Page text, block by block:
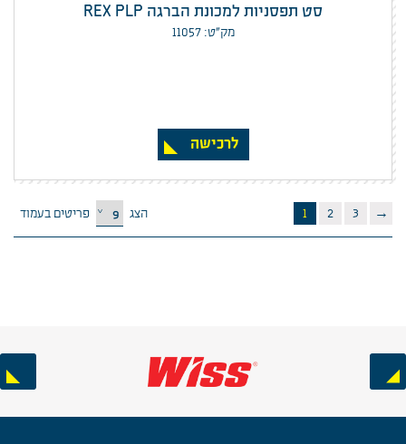
סט תפסניות למכונת הברגה REX PLP
מק”ט: 11057
לרכישה
1 2 3 → הצג פריטים בעמוד
Previous
Next